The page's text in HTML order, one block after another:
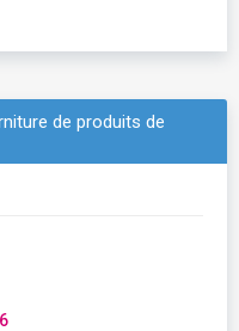
de produits de